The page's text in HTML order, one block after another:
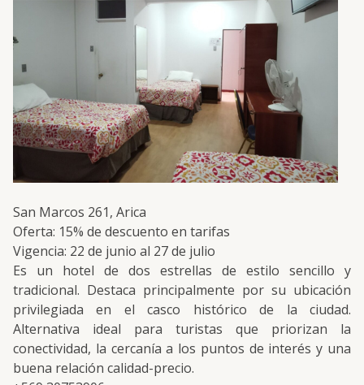
San Marcos 261, Arica
Oferta: 15% de descuento en tarifas
Vigencia: 22 de junio al 27 de julio
Es un hotel de dos estrellas de estilo sencillo y
tradicional. Destaca principalmente por su ubicación
privilegiada en el casco histórico de la ciudad.
Alternativa ideal para turistas que priorizan la
conectividad, la cercanía a los puntos de interés y una
buena relación calidad-precio.